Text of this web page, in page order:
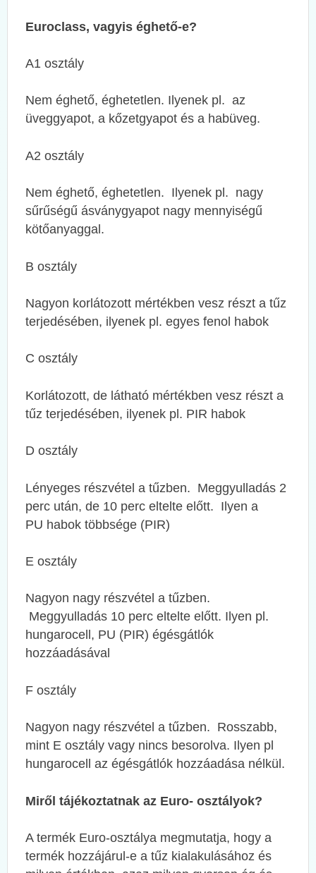
Euroclass, vagyis éghető-e?
A1 osztály
Nem éghető, éghetetlen. Ilyenek pl. az
üveggyapot, a kőzetgyapot és a habüveg.
A2 osztály
Nem éghető, éghetetlen. Ilyenek pl. nagy
sűrűségű ásványgyapot nagy mennyiségű
kötőanyaggal.
B osztály
Nagyon korlátozott mértékben vesz részt a tűz
terjedésében, ilyenek pl. egyes fenol habok
C osztály
Korlátozott, de látható mértékben vesz részt a
tűz terjedésében, ilyenek pl. PIR habok
D osztály
Lényeges részvétel a tűzben. Meggyulladás 2
perc után, de 10 perc eltelte előtt. Ilyen a
PU habok többsége (PIR)
E osztály
Nagyon nagy részvétel a tűzben.
Meggyulladás 10 perc eltelte előtt. Ilyen pl.
hungarocell, PU (PIR) égésgátlók
hozzáadásával
F osztály
Nagyon nagy részvétel a tűzben. Rosszabb,
mint E osztály vagy nincs besorolva. Ilyen pl
hungarocell az égésgátlók hozzáadása nélkül.
Miről tájékoztatnak az Euro- osztályok?
A termék Euro-osztálya megmutatja, hogy a
termék hozzájárul-e a tűz kialakulásához és